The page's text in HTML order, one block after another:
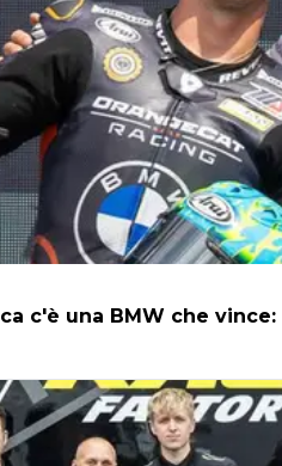
c'è una BMW che